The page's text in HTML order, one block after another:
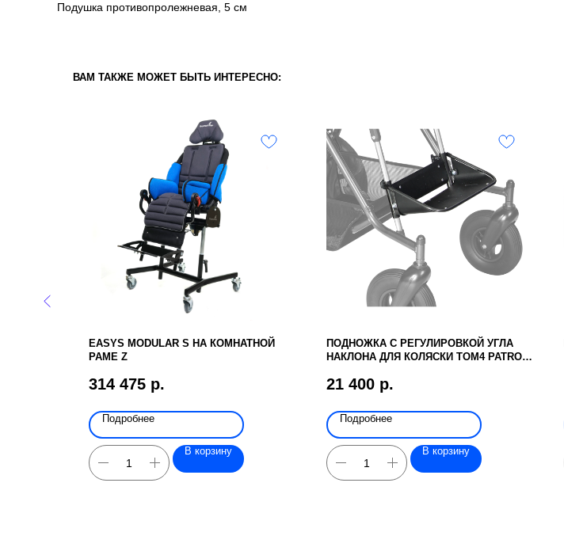
Подушка противопролежневая, 5 см
ВАМ ТАКЖЕ МОЖЕТ БЫТЬ ИНТЕРЕСНО:
EASYS MODULAR S НА КОМНАТНОЙ
РАМЕ Z
314 475 р.
Подробнее
В корзину
ПОДНОЖКА С РЕГУЛИРОВКОЙ УГЛА
НАКЛОНА ДЛЯ КОЛЯСКИ TOM4 PATRON
21 400 р.
Подробнее
В корзину